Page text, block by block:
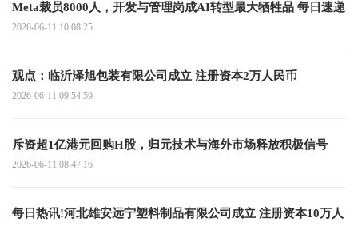
Meta裁员8000人，开发与管理岗成AI转型最大牺牲品 每日速递
2026-06-11 10:08:25
观点：临沂泽旭包装有限公司成立 注册资本2万人民币
2026-06-11 09:54:59
斥资超1亿港元回购H股，归元技术与海外市场释放积极信号
2026-06-11 08:47:16
每日热讯!河北雄安远宁塑料制品有限公司成立 注册资本10万人